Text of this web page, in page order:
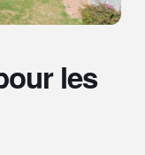
les